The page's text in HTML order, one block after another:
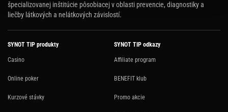
špecializovanej inštitúcie pôsobiacej v oblasti prevencie, diagnostiky a
liečby látkových a nelátkových závislostí.
SYNOT TIP produkty
Casino
Online poker
Kurzové stávky
SYNOT TIP odkazy
Affiliate program
BENEFIT klub
Promo akcie